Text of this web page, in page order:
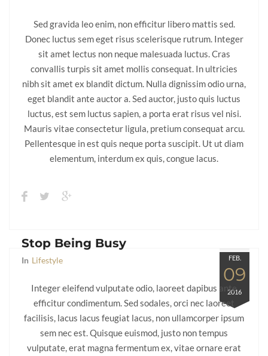
Sed gravida leo enim, non efficitur libero mattis sed.
Donec luctus sem eget risus scelerisque rutrum. Integer
sit amet lectus non neque malesuada luctus. Cras
convallis turpis sit amet mollis consequat. In ultricies
nibh sit amet ex blandit dictum. Nulla dignissim odio urna,
eget blandit ante auctor a. Sed auctor, justo quis luctus
luctus, est sem luctus sapien, a porta erat risus vel nisi.
Mauris vitae consectetur ligula, pretium consequat arcu.
Pellentesque in est quis neque porta suscipit. Ut ut diam
elementum, interdum ex quis, congue lacus.
FEB.
09
2016
Stop Being Busy
In Lifestyle
Integer eleifend vulputate odio, laoreet dapibus ante
efficitur condimentum. Sed sodales, orci nec laoreet
facilisis, lacus lacus feugiat lacus, non ullamcorper ipsum
sem nec est. Quisque euismod, justo non tempus
vulputate, erat magna fermentum ex, vitae ornare erat